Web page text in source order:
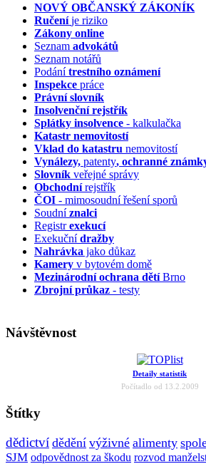
NOVÝ OBČANSKÝ ZÁKONÍK
Ručeníje riziko
Zákony online
Seznam advokátů
Seznam notářů
Podánítrestního oznámení
Inspekce práce
Právní slovník
Insolvenčnírejstřík
Splátky insolvence - kalkulačka
Katastr nemovitostí
Vklad do katastru nemovitostí
Vynálezy, patenty, ochranné
Slovník veřejné správy
Obchodnírejstřík
ČOI - mimosoudní řešení sporů
Soudníznalci
Registrexekucí
Exekučnídražby
Nahrávka jako důkaz
Kamery v bytovém domě
Mezinárodní ochrana dětíBrno
Zbrojní průkaz - testy
Návštěvnost
Detaily statistik
Počítadlo od 13.2.2009
Štítky
dědictví dědění výživné alimenty
SJM odpovědnost za škodu rozvod